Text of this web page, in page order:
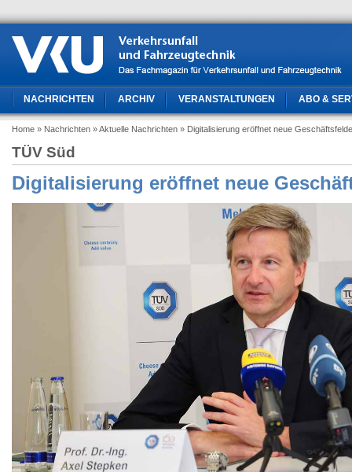
NACHRICHTEN ARCHIV VERANSTALTUNGEN ABO &
Home » Nachrichten » Aktuelle Nachrichten » Digitalisierung eröffnet neue
TÜV Süd
Digitalisierung eröffnet neue